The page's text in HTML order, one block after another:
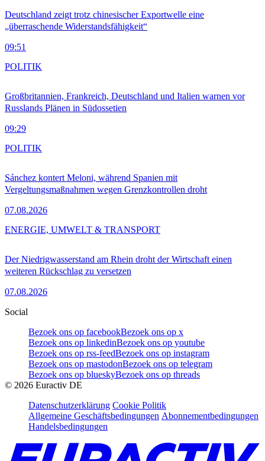
Deutschland zeigt trotz chinesischer Exportwelle eine
„überraschende Widerstandsfähigkeit“
09:51
Großbritannien, Frankreich, Deutschland und Italien warnen vor
Russlands Plänen in Südossetien
09:29
POLITIK
Sánchez kontert Meloni, während Spanien mit
Vergeltungsmaßnahmen wegen Grenzkontrollen droht
07.08.2026
POLITIK
Der Niedrigwasserstand am Rhein droht der Wirtschaft einen
weiteren Rückschlag zu versetzen
07.08.2026
ENERGIE, UMWELT & TRANSPORT
Social
Bezoek ons op facebookBezoek ons op x
Bezoek ons op linkedinBezoek ons op youtube
Bezoek ons op rss-feedBezoek ons op instagram
Bezoek ons op mastodonBezoek ons op telegram
Bezoek ons op blueskyBezoek ons op threads
© 2026 Euractiv DE
Datenschutzerklärung Cookie Politik
Allgemeine Geschäftsbedingungen Abonnementbedingungen
Handelsbedingungen